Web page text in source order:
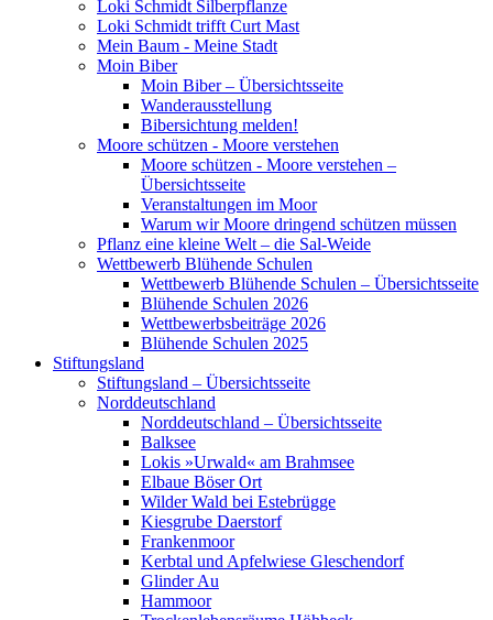
Loki Schmidt Silberpflanze
Loki Schmidt trifft Curt Mast
Mein Baum - Meine Stadt
Moin Biber
Moin Biber – Übersichtsseite
Wanderausstellung
Bibersichtung melden!
Moore schützen - Moore verstehen
Moore schützen - Moore verstehen –
Übersichtsseite
Veranstaltungen im Moor
Warum wir Moore dringend schützen müssen
Pflanz eine kleine Welt – die Sal-Weide
Wettbewerb Blühende Schulen
Wettbewerb Blühende Schulen – Übersichtsseite
Blühende Schulen 2026
Wettbewerbsbeiträge 2026
Blühende Schulen 2025
Stiftungsland
Stiftungsland – Übersichtsseite
Norddeutschland
Norddeutschland – Übersichtsseite
Balksee
Lokis »Urwald« am Brahmsee
Elbaue Böser Ort
Wilder Wald bei Estebrügge
Kiesgrube Daerstorf
Frankenmoor
Kerbtal und Apfelwiese Gleschendorf
Glinder Au
Hammoor